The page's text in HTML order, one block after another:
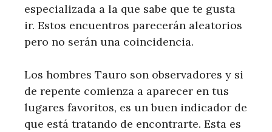
especializada a la que sabe que te gusta
ir. Estos encuentros parecerán aleatorios
pero no serán una coincidencia.
Los hombres Tauro son observadores y si
de repente comienza a aparecer en tus
lugares favoritos, es un buen indicador de
que está tratando de encontrarte. Esta es